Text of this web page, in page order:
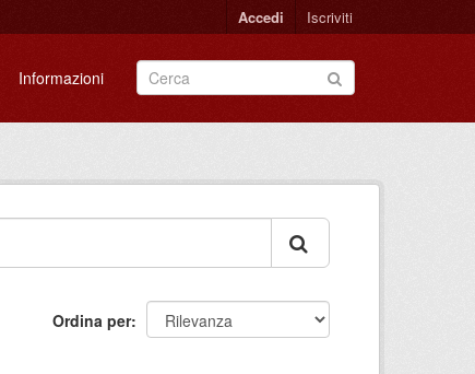
Accedi Iscriviti
Informazioni
Ordina per